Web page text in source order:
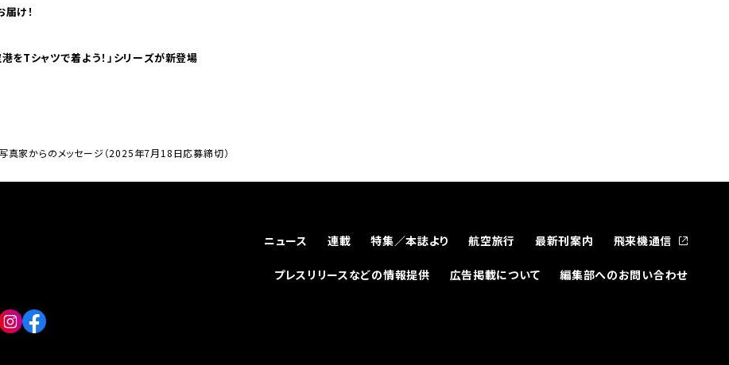
け！
旅行気分！ pTaに「 世界の空港をTシャツで着よう！」シリーズが新登場
真家からのメッセージ（2025年7月18日応募締切）
ニュース 連載 特集／本誌より 航空旅行 最新刊案内 飛来機通信
プレスリリースなどの情報提供 広告掲載について 編集部へのお問い合わせ